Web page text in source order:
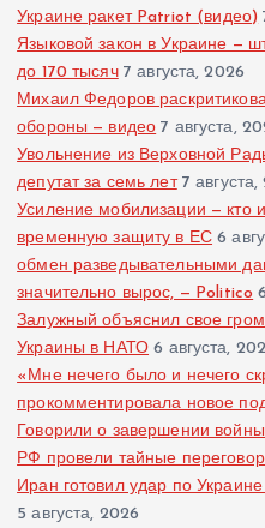
Украине ракет Patriot (видео)
Языковой закон в Украине —
до 170 тысяч 7 августа, 2026
Михаил Федоров
обороны — видео 7 августа,
Увольнение из Верховной
депутат за семь лет 7
Усиление мобилизации — кто
временную защиту в ЕС 6
обмен разведывательными
значительно вырос, — Politico
Залужный объяснил свое
Украины в НАТО 6 августа,
«Мне нечего было и нечего
прокомментировала новое
Говорили о завершении
РФ провели тайные
Иран готовил удар по
5 августа, 2026